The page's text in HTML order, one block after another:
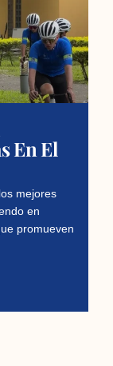
En El
mejores
en
promueven